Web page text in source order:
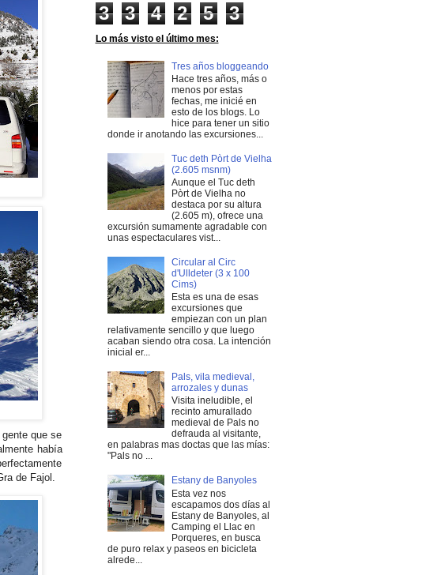
que se
había
de Fajol.
3 3 4 2 5 3
Lo más visto el último mes:
Tres años bloggeando
Hace tres años, más o
menos por estas
fechas, me inicié en
esto de los blogs. Lo
hice para tener un sitio
donde ir anotando las excursiones...
Tuc deth Pòrt de Vielha
(2.605 msnm)
Aunque el Tuc deth
Pòrt de Vielha no
destaca por su altura
(2.605 m), ofrece una
excursión sumamente agradable con
unas espectaculares vist...
Circular al Circ
d'Ulldeter (3 x 100
Cims)
Esta es una de esas
excursiones que
empiezan con un plan
relativamente sencillo y que luego
acaban siendo otra cosa. La intención
inicial er...
Pals, vila medieval,
arrozales y dunas
Visita ineludible, el
recinto amurallado
medieval de Pals no
defrauda al visitante,
en palabras mas doctas que las mías:
"Pals no ...
Estany de Banyoles
Esta vez nos
escapamos dos días al
Estany de Banyoles, al
Camping el Llac en
Porqueres, en busca
de puro relax y paseos en bicicleta
alrede...